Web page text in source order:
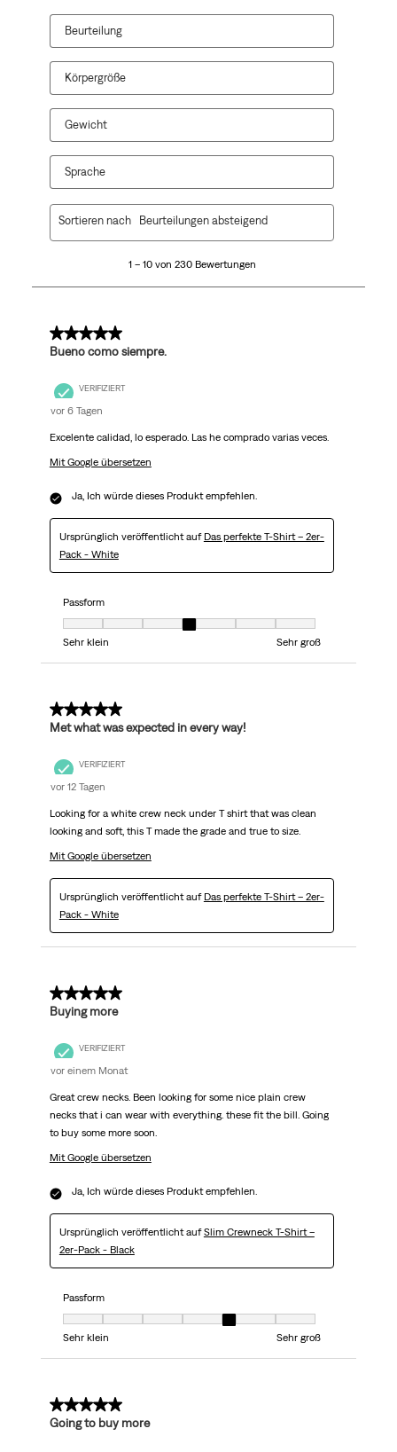
geöffnet.geöffnet.geöffnet.geöffnet.geöffnet.
Beurteilung
Körpergröße
Gewicht
Sprache
230
1 – 10 von 230 Bewertungen
Sortieren nach Beurteilungen absteigend
5 von 5 Sternen.
Bueno como siempre.
VERIFIZIERT
vor 6 Tagen
Excelente calidad, lo esperado. Las he comprado varias veces.
Mit Google übersetzen
Ja, Ich würde dieses Produkt empfehlen.
Ursprünglich veröffentlicht auf Das perfekte T-Shirt – 2er-
Pack - White
Passform
Passform, 4 von 7, wobei 1 gleich Sehr klein ist und 7 gleich Sehr groß
Sehr klein
Sehr groß
5 von 5 Sternen.
Met what was expected in every way!
VERIFIZIERT
vor 12 Tagen
Looking for a white crew neck under T shirt that was clean
looking and soft, this T made the grade and true to size.
Mit Google übersetzen
Ursprünglich veröffentlicht auf Das perfekte T-Shirt – 2er-
Pack - White
5 von 5 Sternen.
Buying more
VERIFIZIERT
vor einem Monat
Great crew necks. Been looking for some nice plain crew
necks that i can wear with everything. these fit the bill. Going
to buy some more soon.
Mit Google übersetzen
Ja, Ich würde dieses Produkt empfehlen.
Ursprünglich veröffentlicht aufSlim Crewneck T-Shirt –
2er-Pack - Black
Passform
Passform, 5 von 7, wobei 1 gleich Sehr klein ist und 7 gleich Sehr groß
Sehr klein
Sehr groß
5 von 5 Sternen.
Going to buy more